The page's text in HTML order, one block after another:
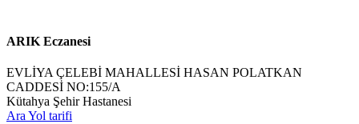
ARIK Eczanesi
EVLİYA ÇELEBİ MAHALLESİ HASAN POLATKAN
CADDESİ NO:155/A
Kütahya Şehir Hastanesi
Ara Yol tarifi